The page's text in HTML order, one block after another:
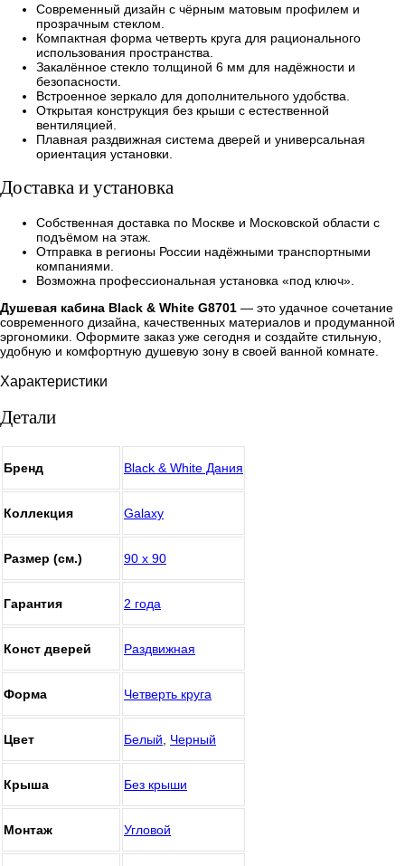
Современный дизайн с чёрным матовым профилем и
прозрачным стеклом.
Компактная форма четверть круга для рационального
использования пространства.
Закалённое стекло толщиной 6 мм для надёжности и
безопасности.
Встроенное зеркало для дополнительного удобства.
Открытая конструкция без крыши с естественной
вентиляцией.
Плавная раздвижная система дверей и универсальная
ориентация установки.
Доставка и установка
Собственная доставка по Москве и Московской области с
подъёмом на этаж.
Отправка в регионы России надёжными транспортными
компаниями.
Возможна профессиональная установка «под ключ».
Душевая кабина Black & White G8701 — это удачное сочетание
современного дизайна, качественных материалов и продуманной
эргономики. Оформите заказ уже сегодня и создайте стильную,
удобную и комфортную душевую зону в своей ванной комнате.
Характеристики
Детали
Бренд Black & White Дания
Коллекция Galaxy
Размер (см.) 90 х 90
Гарантия 2 года
Конст дверей Раздвижная
Форма Четверть круга
Цвет Белый Черный
Крыша Без крыши
Монтаж Угловой